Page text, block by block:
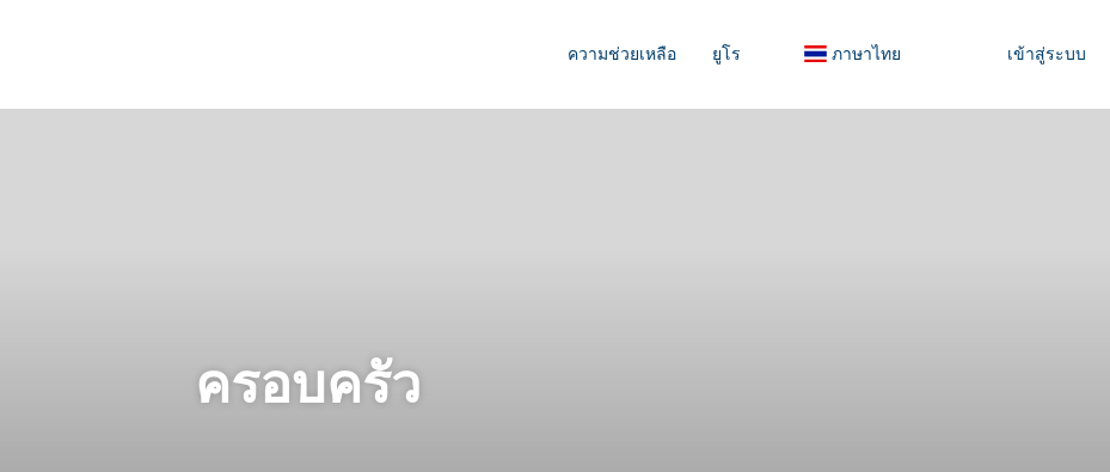
ความช่วยเหลือ ยูโร ภาษาไทย เข้าสู่ระบบ
ครอบครัว